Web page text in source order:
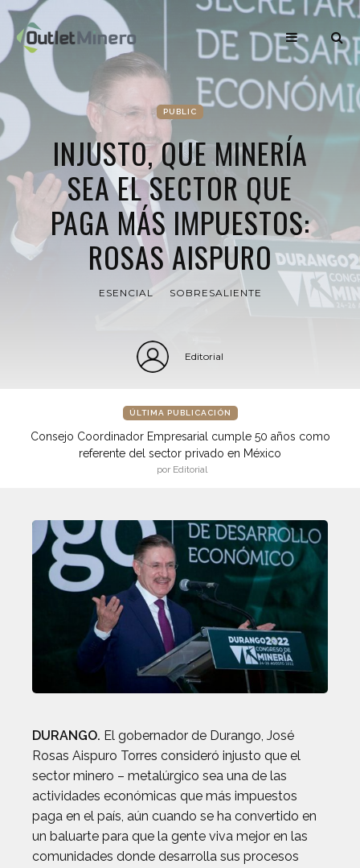
PUBLIC
INJUSTO, QUE MINERÍA
SEA EL SECTOR QUE
PAGA MÁS IMPUESTOS:
ROSAS AISPURO
ESENCIAL SOBRESALIENTE
Editorial
ÚLTIMA PUBLICACIÓN
Consejo Coordinador Empresarial cumple 50 años como
referente del sector privado en México
por Editorial
DURANGO. El gobernador de Durango, José
Rosas Aispuro Torres consideró injusto que el
sector minero – metalúrgico sea una de las
actividades económicas que más impuestos
paga en el país, aún cuando se ha convertido en
un baluarte para que la gente viva mejor en las
comunidades donde desarrolla sus procesos